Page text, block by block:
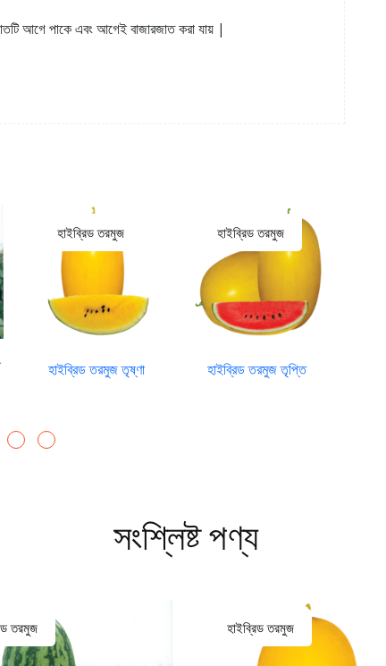
আগে পাকে এবং আগেই বাজারজাত করা যায় |
হাইব্রিড তরমুজ
হাইব্রিড তরমুজ তৃষ্ণা
হাইব্রিড তরমুজ
হাইব্রিড তরমুজ তৃপ্তি
সংশ্লিষ্ট পণ্য
তরমুজ হাইব্রিড তরমুজ